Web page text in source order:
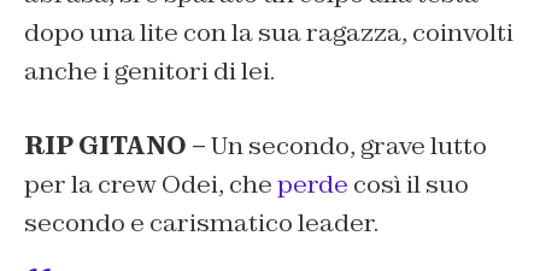
dopo una lite con la sua ragazza, coinvolti
anche i genitori di lei.
RIP GITANO –Un secondo, grave lutto
per la crew Odei, cheperde così il suo
secondo e carismatico leader.